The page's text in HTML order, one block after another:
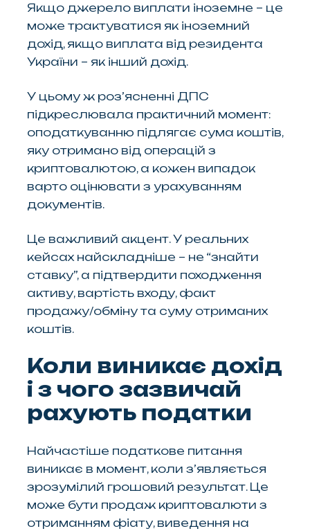
Якщо джерело виплати іноземне – це
може трактуватися як іноземний
дохід, якщо виплата від резидента
України – як інший дохід.
У цьому ж роз’ясненні ДПС
підкреслювала практичний момент:
оподаткуванню підлягає сума коштів,
яку отримано від операцій з
криптовалютою, а кожен випадок
варто оцінювати з урахуванням
документів.
Це важливий акцент. У реальних
кейсах найскладніше – не “знайти
ставку”, а підтвердити походження
активу, вартість входу, факт
продажу/обміну та суму отриманих
коштів.
Коли виникає дохід
і з чого зазвичай
рахують податки
Найчастіше податкове питання
виникає в момент, коли з’являється
зрозумілий грошовий результат. Це
може бути продаж криптовалюти з
отриманням фіату, виведення на